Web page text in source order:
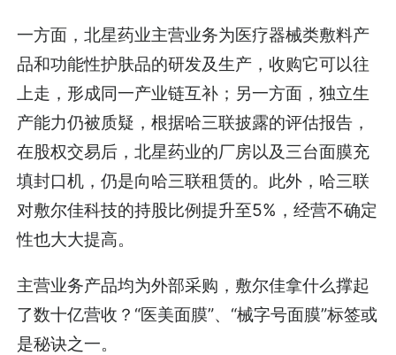
一方面，北星药业主营业务为医疗器械类敷料产
品和功能性护肤品的研发及生产，收购它可以往
上走，形成同一产业链互补；另一方面，独立生
产能力仍被质疑，根据哈三联披露的评估报告，
在股权交易后，北星药业的厂房以及三台面膜充
填封口机，仍是向哈三联租赁的。此外，哈三联
对敷尔佳科技的持股比例提升至5%，经营不确定
性也大大提高。
主营业务产品均为外部采购，敷尔佳拿什么撑起
了数十亿营收？“医美面膜”、“械字号面膜”标签或
是秘诀之一。